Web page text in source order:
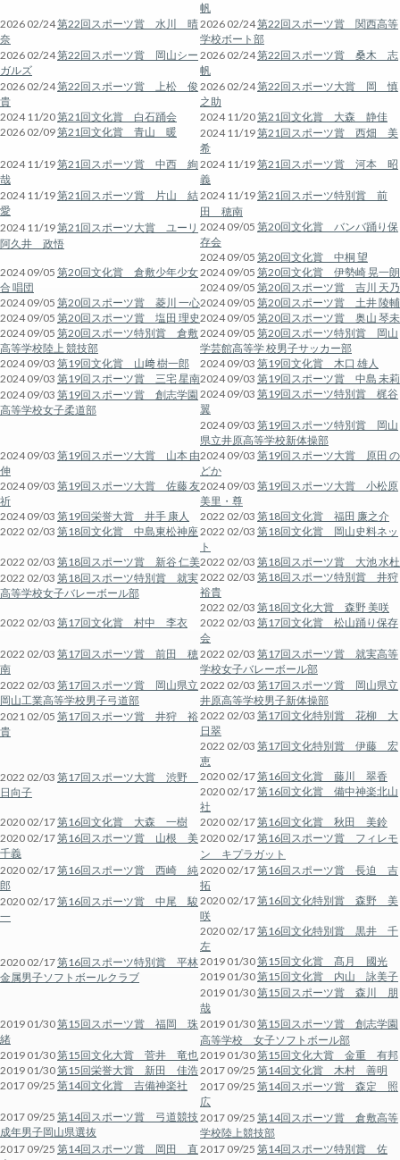
帆
2026 02/24第22回スポーツ賞 水川 晴
奈
2026 02/24第22回スポーツ賞 関西高等
学校ボート部
2026 02/24第22回スポーツ賞 岡山シー
ガルズ
2026 02/24第22回スポーツ賞 桑木 志
帆
2026 02/24第22回スポーツ賞 上松 俊
貴
2026 02/24第22回スポーツ大賞 岡 慎
之助
2024 11/20第21回文化賞 白石踊会 2024 11/20第21回文化賞 大森 静佳
2026 02/09第21回文化賞 青山 暖 2024 11/19第21回スポーツ賞 西畑 美
希
2024 11/19第21回スポーツ賞 中西 絢
哉
2024 11/19第21回スポーツ賞 河本 昭
義
2024 11/19第21回スポーツ賞 片山 結
愛
2024 11/19第21回スポーツ特別賞 前
田 穂南
2024 11/19第21回スポーツ大賞 ユーリ
阿久井 政悟
2024 09/05 第20回文化賞 バンバ踊り保
存会
2024 09/05 第20回文化賞 中桐 望
2024 09/05 第20回文化賞 倉敷少年少女
合 唱団
2024 09/05 第20回文化賞 伊勢崎 晃一朗
2024 09/05 第20回スポーツ賞 吉川 天乃
2024 09/05 第20回スポーツ賞 菱川 一心2024 09/05 第20回スポーツ賞 土井 陵輔
2024 09/05 第20回スポーツ賞 塩田 理史2024 09/05 第20回スポーツ賞 奥山 琴未
2024 09/05 第20回スポーツ特別賞 倉敷
高等学校陸上 競技部
2024 09/05 第20回スポーツ特別賞 岡山
学芸館高等学 校男子サッカー部
2024 09/03 第19回文化賞 山﨑 樹一郎 2024 09/03 第19回文化賞 木口 雄人
2024 09/03 第19回スポーツ賞 三宅 星南2024 09/03 第19回スポーツ賞 中島 未莉
2024 09/03 第19回スポーツ賞 創志学園
高等学校女子柔道部
2024 09/03 第19回スポーツ特別賞 梶谷
翼
2024 09/03 第19回スポーツ特別賞 岡山
県立井原高等学校新体操部
2024 09/03 第19回スポーツ大賞 山本 由
伸
2024 09/03 第19回スポーツ大賞 原田 の
どか
2024 09/03 第19回スポーツ大賞 佐藤 友
祈
2024 09/03 第19回スポーツ大賞 小松原
美里・尊
2024 09/03 第19回栄誉大賞 井手 康人 2022 02/03 第18回文化賞 福田 廉之介
2022 02/03 第18回文化賞 中島東松神座2022 02/03 第18回文化賞 岡山史料ネッ
ト
2022 02/03 第18回スポーツ賞 新谷 仁美2022 02/03 第18回スポーツ賞 大池 水杜
2022 02/03 第18回スポーツ特別賞 就実
高等学校女子バレーボール部
2022 02/03 第18回スポーツ特別賞 井狩
裕貴
2022 02/03 第18回文化大賞 森野 美咲
2022 02/03 第17回文化賞 村中 李衣 2022 02/03 第17回文化賞 松山踊り保存
会
2022 02/03 第17回スポーツ賞 前田 穂
南
2022 02/03 第17回スポーツ賞 就実高等
学校女子バレーボール部
2022 02/03 第17回スポーツ賞 岡山県立
岡山工業高等学校男子弓道部
2022 02/03 第17回スポーツ賞 岡山県立
井原高等学校男子新体操部
2021 02/05 第17回スポーツ賞 井狩 裕
貴
2022 02/03 第17回文化特別賞 花柳 大
日翠
2022 02/03 第17回文化特別賞 伊藤 宏
恵
2022 02/03 第17回スポーツ大賞 渋野
日向子
2020 02/17第16回文化賞 藤川 翠香
2020 02/17第16回文化賞 備中神楽北山
社
2020 02/17第16回文化賞 大森 一樹 2020 02/17第16回文化賞 秋田 美鈴
2020 02/17第16回スポーツ賞 山根 美
千義
2020 02/17第16回スポーツ賞 フィレモ
ン キプラガット
2020 02/17第16回スポーツ賞 西崎 純
郎
2020 02/17第16回スポーツ賞 長迫 吉
拓
2020 02/17第16回スポーツ賞 中尾 駿
一
2020 02/17第16回文化特別賞 森野 美
咲
2020 02/17第16回文化特別賞 黒井 千
左
2020 02/17第16回スポーツ特別賞 平林
金属男子ソフトボールクラブ
2019 01/30第15回文化賞 髙月 國光
2019 01/30第15回文化賞 内山 詠美子
2019 01/30第15回スポーツ賞 森川 朋
哉
2019 01/30第15回スポーツ賞 福岡 珠
緒
2019 01/30第15回スポーツ賞 創志学園
高等学校 女子ソフトボール部
2019 01/30第15回文化大賞 菅井 竜也2019 01/30第15回文化大賞 金重 有邦
2019 01/30第15回栄誉大賞 新田 佳浩2017 09/25 第14回文化賞 木村 善明
2017 09/25 第14回文化賞 吉備神楽社 2017 09/25 第14回スポーツ賞 森定 照
広
2017 09/25 第14回スポーツ賞 弓道競技
成年男子岡山県選抜
2017 09/25 第14回スポーツ賞 倉敷高等
学校陸上競技部
2017 09/25 第14回スポーツ賞 岡田 直2017 09/25 第14回スポーツ特別賞 佐